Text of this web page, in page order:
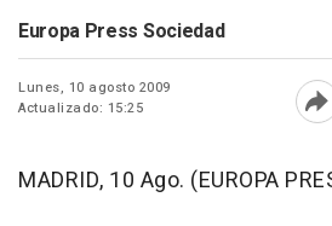
Europa Press Sociedad
Lunes, 10 agosto 2009
Actualizado: 15:25
MADRID, 10 Ago. (EUROPA